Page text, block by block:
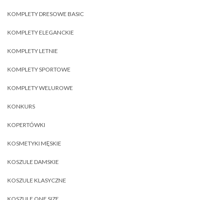
KOMPLETY DRESOWE BASIC
KOMPLETY ELEGANCKIE
KOMPLETY LETNIE
KOMPLETY SPORTOWE
KOMPLETY WELUROWE
KONKURS
KOPERTÓWKI
KOSMETYKI MĘSKIE
KOSZULE DAMSKIE
KOSZULE KLASYCZNE